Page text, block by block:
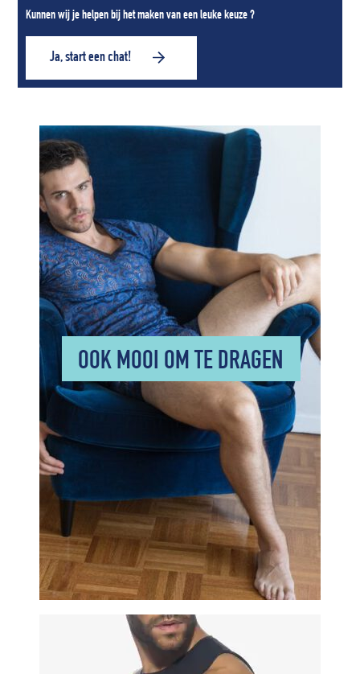
Kunnen wij je helpen bij het maken van een leuke keuze ?
Ja, start een chat!
OOK MOOI OM TE DRAGEN